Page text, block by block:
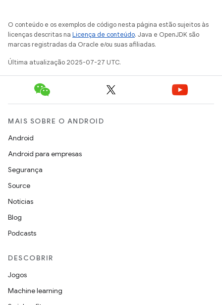
O conteúdo e os exemplos de código nesta página estão sujeitos às
licenças descritas na Licença de conteúdo. Java e OpenJDK são
marcas registradas da Oracle e/ou suas afiliadas.
Última atualização 2025-07-27 UTC.
MAIS SOBRE O ANDROID
Android
Android para empresas
Segurança
Source
Notícias
Blog
Podcasts
DESCOBRIR
Jogos
Machine learning